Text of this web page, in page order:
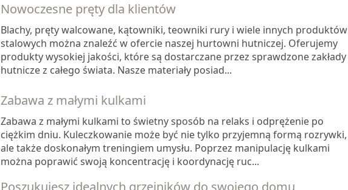
Nowoczesne pręty dla klientów
Blachy, pręty walcowane, kątowniki, teowniki rury i wiele innych produktów
stalowych można znaleźć w ofercie naszej hurtowni hutniczej. Oferujemy
produkty wysokiej jakości, które są dostarczane przez sprawdzone zakłady
hutnicze z całego świata. Nasze materiały posiad...
Zabawa z małymi kulkami
Zabawa z małymi kulkami to świetny sposób na relaks i odprężenie po
ciężkim dniu. Kuleczkowanie może być nie tylko przyjemną formą rozrywki,
ale także doskonałym treningiem umysłu. Poprzez manipulację kulkami
można poprawić swoją koncentrację i koordynację ruc...
Poszukujesz idealnych grzejników do swojego domu